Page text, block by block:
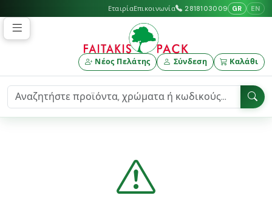
ΕταιρίαΕπικοινωνία 2818103009 GR EN
Νέος Πελάτης Σύνδεση Καλάθι